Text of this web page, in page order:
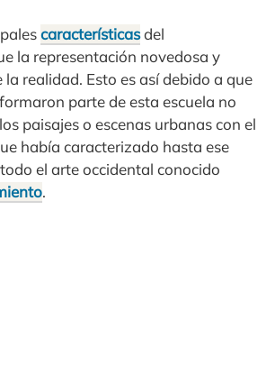
característicasdel
la representación novedosa y
realidad. Esto es así debido a que
parte de esta escuela no
paisajes o escenas urbanas con el
había caracterizado hasta ese
el arte occidental conocido
.